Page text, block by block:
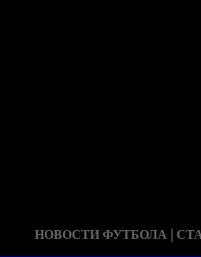
НОВОСТИ ФУТБОЛА |